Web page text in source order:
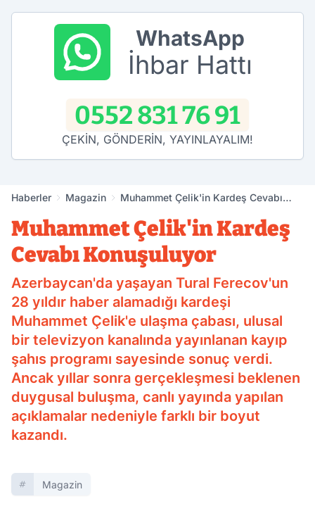
WhatsApp
İhbar Hattı
0552 831 76 91
ÇEKİN, GÖNDERİN, YAYINLAYALIM!
Haberler Magazin
Muhammet Çelik'in Kardeş Cevabı
Muhammet Çelik'in Kardeş
Cevabı Konuşuluyor
Azerbaycan'da yaşayan Tural Ferecov'un
28 yıldır haber alamadığı kardeşi
Muhammet Çelik'e ulaşma çabası, ulusal
bir televizyon kanalında yayınlanan kayıp
şahıs programı sayesinde sonuç verdi.
Ancak yıllar sonra gerçekleşmesi beklenen
duygusal buluşma, canlı yayında yapılan
açıklamalar nedeniyle farklı bir boyut
kazandı.
Magazin